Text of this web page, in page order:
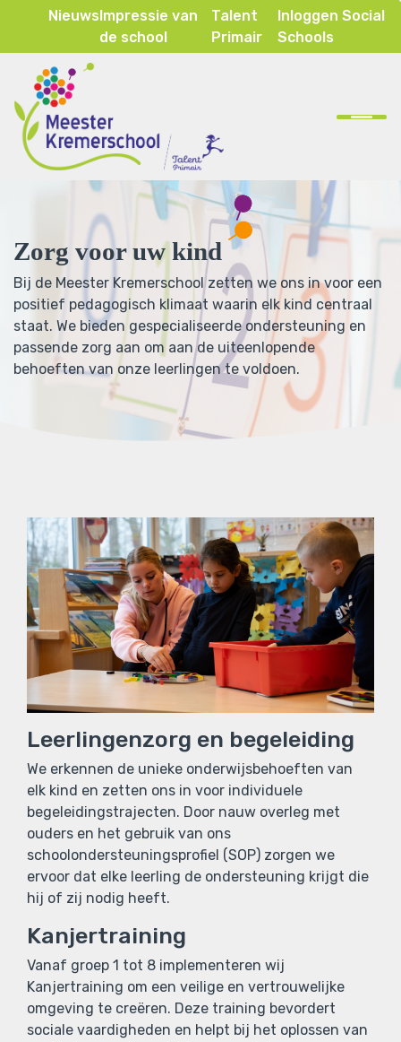
NieuwsImpressie van
de school
Talent
Primair
Inloggen Social
Schools
Home
Onze school
Ons onderwijs
Inspraak & ouderparticipatie
Contact
Zorg voor uw kind
Bij de Meester Kremerschool zetten we ons in voor een
positief pedagogisch klimaat waarin elk kind centraal
staat. We bieden gespecialiseerde ondersteuning en
passende zorg aan om aan de uiteenlopende
behoeften van onze leerlingen te voldoen.
Leerlingenzorg en begeleiding
We erkennen de unieke onderwijsbehoeften van
elk kind en zetten ons in voor individuele
begeleidingstrajecten. Door nauw overleg met
ouders en het gebruik van ons
schoolondersteuningsprofiel (SOP) zorgen we
ervoor dat elke leerling de ondersteuning krijgt die
hij of zij nodig heeft.
Kanjertraining
Vanaf groep 1 tot 8 implementeren wij
Kanjertraining om een veilige en vertrouwelijke
omgeving te creëren. Deze training bevordert
sociale vaardigheden en helpt bij het oplossen van